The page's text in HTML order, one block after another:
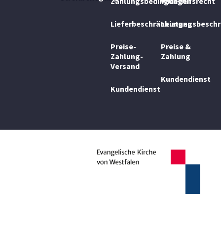
Lieferbeschränkungen
Preise-
Zahlung-
Versand
Kundendienst
Preise &
Zahlung
Kundendienst